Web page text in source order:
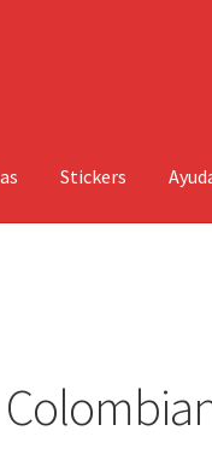
Stickers